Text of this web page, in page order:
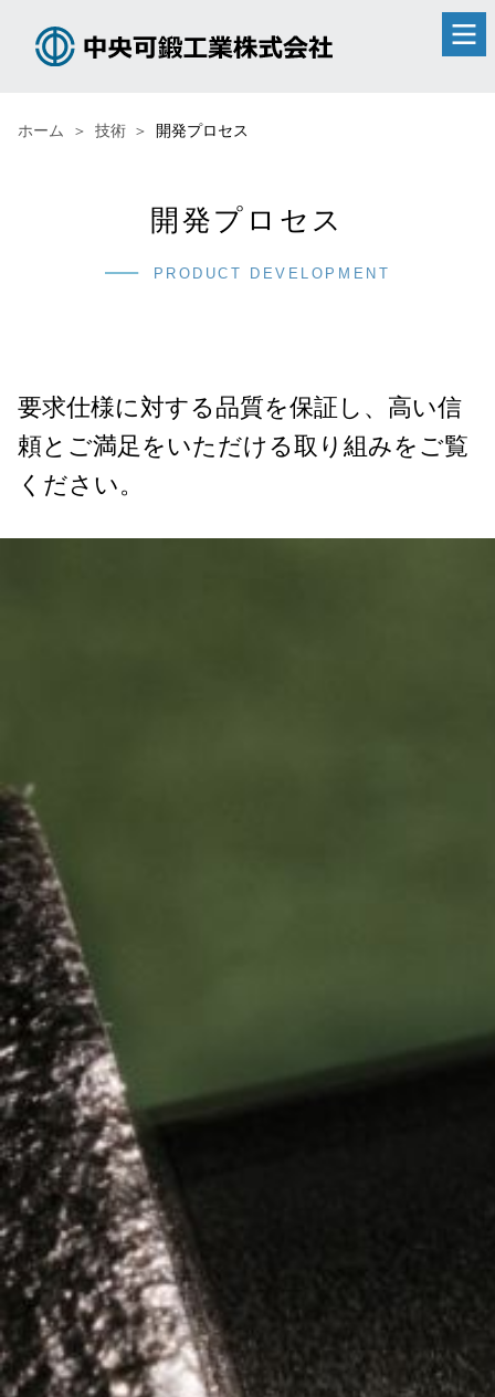
ホーム 技術 開発プロセス
開発プロセス
PRODUCT DEVELOPMENT
要求仕様に対する品質を保証し、高い信
頼とご満足をいただける取り組みをご覧
ください。